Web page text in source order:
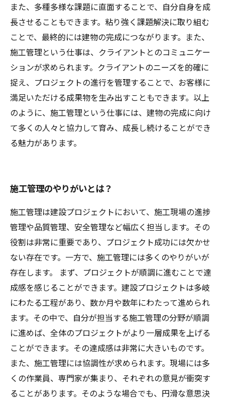
また、多種多様な課題に直面することで、自分自身を成
長させることもできます。粘り強く課題解決に取り組む
ことで、最終的には建物の完成につながります。また、
施工管理という仕事は、クライアントとのコミュニケー
ションが求められます。クライアントのニーズを的確に
捉え、プロジェクトの進行を管理することで、お客様に
満足いただける成果物を生み出すこともできます。以上
のように、施工管理という仕事には、建物の完成に向け
て多くの人々と協力して育み、成長し続けることができ
る魅力があります。
施工管理のやりがいとは？
施工管理は建設プロジェクトにおいて、施工現場の進捗
管理や品質管理、安全管理など幅広く担当します。その
役割は非常に重要であり、プロジェクト成功には欠かせ
ない存在です。一方で、施工管理には多くのやりがいが
存在します。 まず、プロジェクトが順調に進むことで達
成感を感じることができます。建設プロジェクトは多岐
にわたる工程があり、数か月や数年にわたって進められ
ます。その中で、自分が担当する施工管理の分野が順調
に進めば、全体のプロジェクトがより一層成果を上げる
ことができます。その達成感は非常に大きいものです。
また、施工管理には協調性が求められます。現場には多
くの作業員、専門家が集まり、それぞれの意見が衝突す
ることがあります。そのような場合でも、円滑な意思決